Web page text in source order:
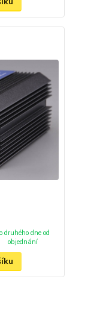
druhého dne od
objednání